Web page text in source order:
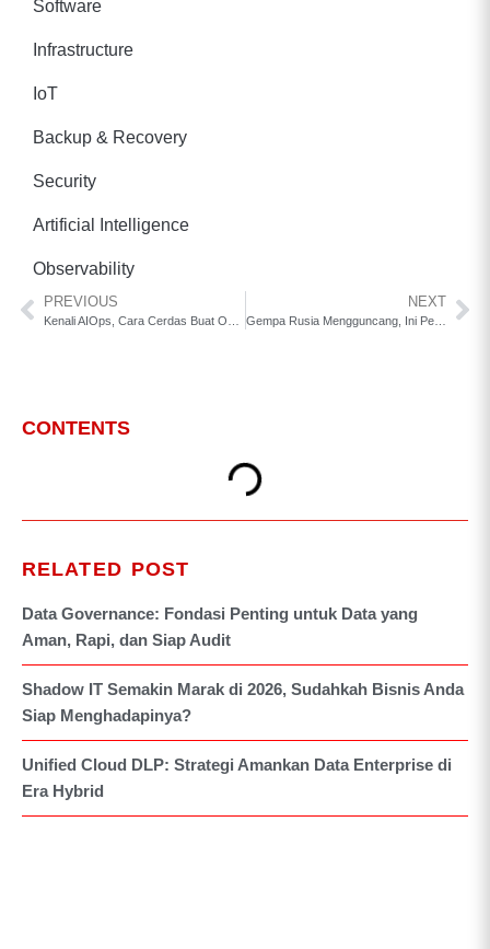
Software
Infrastructure
IoT
Backup & Recovery
Security
Artificial Intelligence
Observability
PREVIOUS NEXT
Gempa Rusia Mengguncang, Ini Pentingnya Business Continuity & Disaster Recovery untuk Bisnis
CONTENTS
RELATED POST
Data Governance: Fondasi Penting untuk Data yang
Aman, Rapi, dan Siap Audit
Shadow IT Semakin Marak di 2026, Sudahkah Bisnis Anda
Siap Menghadapinya?
Unified Cloud DLP: Strategi Amankan Data Enterprise di
Era Hybrid